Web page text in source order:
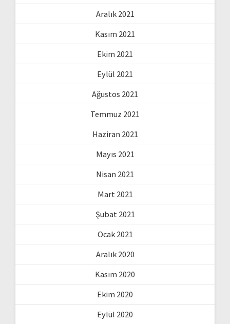
Aralık 2021
Kasım 2021
Ekim 2021
Eylül 2021
Ağustos 2021
Temmuz 2021
Haziran 2021
Mayıs 2021
Nisan 2021
Mart 2021
Şubat 2021
Ocak 2021
Aralık 2020
Kasım 2020
Ekim 2020
Eylül 2020